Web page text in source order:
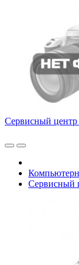
Сервисный центр
Сервисный